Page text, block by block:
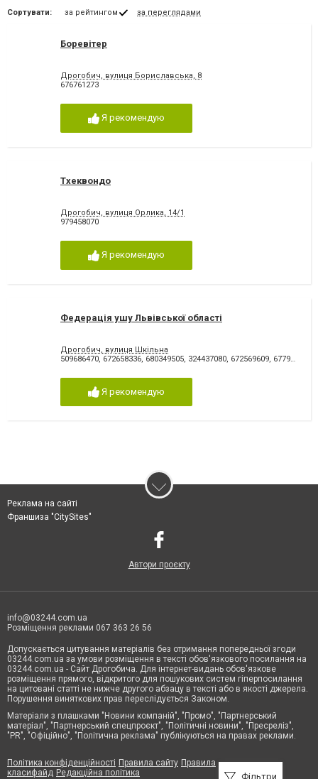
Сортувати: за рейтингом за переглядами
Боревітер
Дрогобич, вулиця Бориславська, 8
676761273
Я рекомендую
Тхеквондо
Дрогобич, вулиця Орлика, 14/1
979458070
Я рекомендую
Федерація ушу Львівської області
Дрогобич, вулиця Шкільна
509686470, 672658336, 680349505, 324437080, 672569609, 677978001
Я рекомендую
Фільтри
Реклама на сайті
Франшиза "CitySites"
Автори проєкту
info@03244.com.ua
Розміщення реклами 067 363 26 56
Допускається цитування матеріалів без отримання попередньої згоди
03244.com.ua за умови розміщення в тексті обов'язкового посилання на
03244.com.ua - Сайт Дрогобича. Для інтернет-видань обов'язкове
розміщення прямого, відкритого для пошукових систем гіперпосилання
на цитовані статті не нижче другого абзацу в тексті або в якості джерела.
Порушення виняткових прав переслідується Законом.
Матеріали з плашками "Новини компаній", "Промо", "Партнерський
матеріал", "Партнерський спецпроєкт", "Політичні новини", "Пресреліз",
"PR", "Офіційно", "Політична реклама" публікуються на правах реклами.
Політика конфіденційності Правила сайту Правила
класифайд Редакційна політика